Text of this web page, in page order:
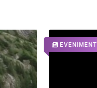
EVENIMENT